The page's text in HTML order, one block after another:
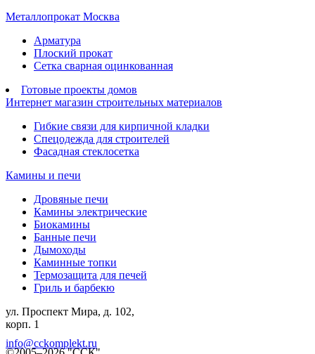
Металлопрокат Москва
Арматура
Плоский прокат
Сетка сварная оцинкованная
Готовые проекты домов
Интернет магазин строительных материалов
Гибкие связи для кирпичной кладки
Спецодежда для строителей
Фасадная стеклосетка
Камины и печи
Дровяные печи
Камины электрические
Биокамины
Банные печи
Дымоходы
Каминные топки
Термозащита для печей
Гриль и барбекю
ул. Проспект Мира, д. 102,
корп. 1
info@cckomplekt.ru